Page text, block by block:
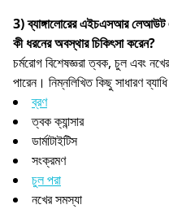
3) ব্যাঙ্গালোরের এইচএসআর লেআউট
কী ধরনের অবস্থার চিকিৎসা করেন?
চর্মরোগ বিশেষজ্ঞরা ত্বক, চুল এবং
পারেন। নিম্নলিখিত কিছু সাধারণ
ব্রণ
ত্বক ক্যান্সার
ডার্মাটাইটিস
সংক্রমণ
চুল পরা
নখের সমস্যা